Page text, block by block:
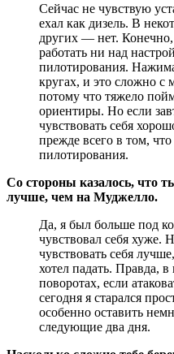
Сейчас не чувствую
ехал как дизель. В
других — нет.
работать ни над
пилотирования.
кругах, и это сложно с
потому что тяжело
ориентиры. Но если
чувствовать себя
прежде всего в том, что
пилотирования.
Со стороны казалось, что
лучше, чем на Муджелло.
Да, я был больше под
чувствовал себя хуже.
чувствовать себя
хотел падать. Правда,
поворотах, если
сегодня я старался
особенно оставить
следующие два дня.